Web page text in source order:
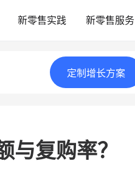
新零售实践 新零售服务
定制 增长方案
复购率？